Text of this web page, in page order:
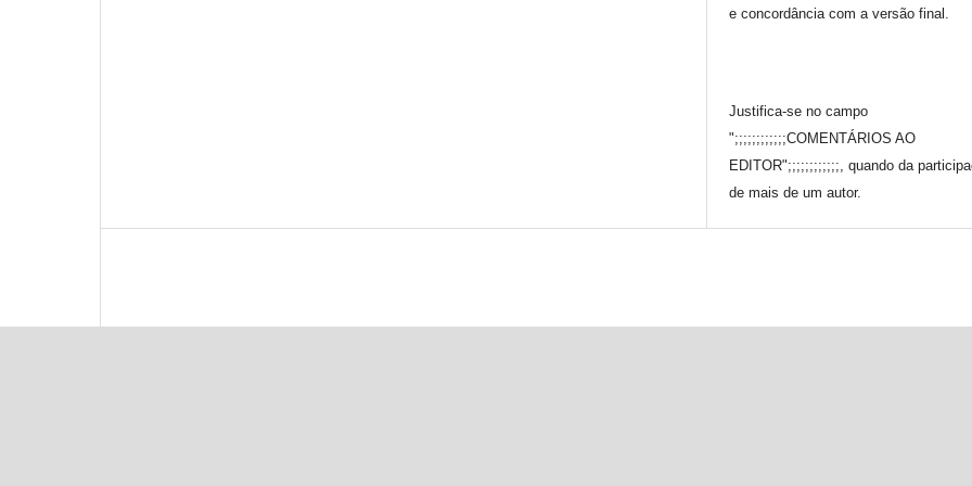
e concordância com a versão final.
Justifica-se no campo
";;;;;;;;;;;;COMENTÁRIOS AO
EDITOR";;;;;;;;;;;;, quando da
de mais de um autor.